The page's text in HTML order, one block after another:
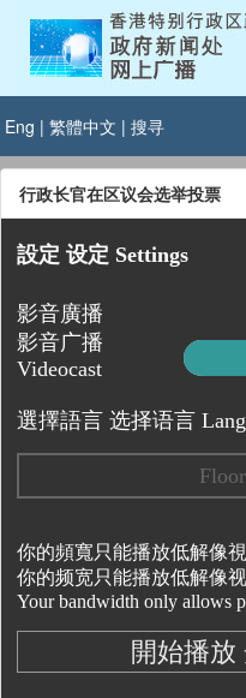
Eng | 繁體中文 | 搜寻
行政长官在区议会选举投票